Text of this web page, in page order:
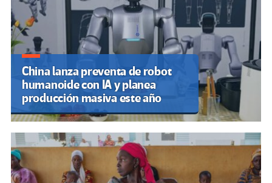
China lanza preventa de robot
humanoide con IA y planea
producción masiva este año